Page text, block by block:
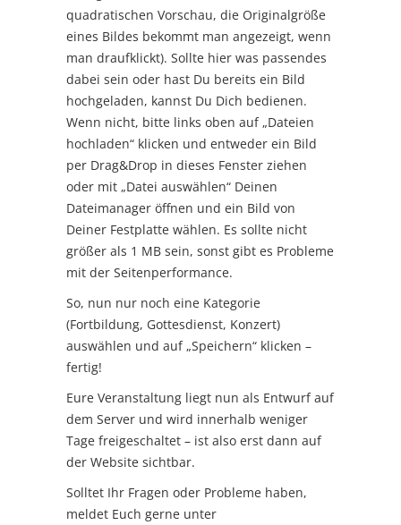
quadratischen Vorschau, die Originalgröße
eines Bildes bekommt man angezeigt, wenn
man draufklickt). Sollte hier was passendes
dabei sein oder hast Du bereits ein Bild
hochgeladen, kannst Du Dich bedienen.
Wenn nicht, bitte links oben auf „Dateien
hochladen“ klicken und entweder ein Bild
per Drag&Drop in dieses Fenster ziehen
oder mit „Datei auswählen“ Deinen
Dateimanager öffnen und ein Bild von
Deiner Festplatte wählen. Es sollte nicht
größer als 1 MB sein, sonst gibt es Probleme
mit der Seitenperformance.
So, nun nur noch eine Kategorie
(Fortbildung, Gottesdienst, Konzert)
auswählen und auf „Speichern“ klicken –
fertig!
Eure Veranstaltung liegt nun als Entwurf auf
dem Server und wird innerhalb weniger
Tage freigeschaltet – ist also erst dann auf
der Website sichtbar.
Solltet Ihr Fragen oder Probleme haben,
meldet Euch gerne unter